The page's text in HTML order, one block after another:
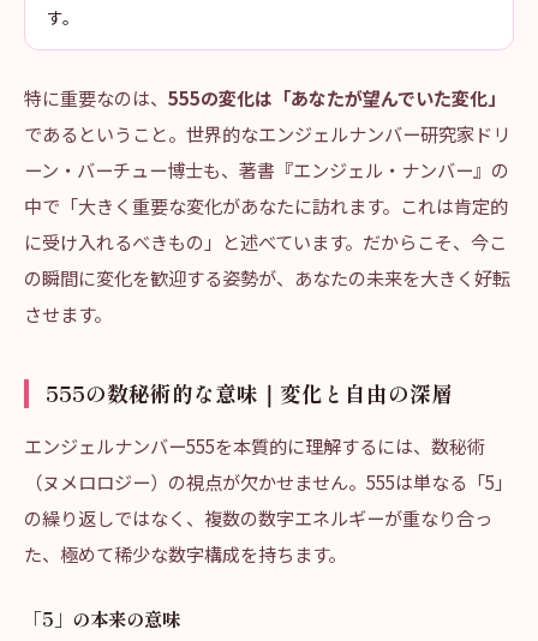
す。
特に重要なのは、 555の変化は「あなたが望んでいた変化」
であるということ。世界的なエンジェルナンバー研究家ドリ
ーン・バーチュー博士も、著書『エンジェル・ナンバー』の
中で「大きく重要な変化があなたに訪れます。これは肯定的
に受け入れるべきもの」と述べています。だからこそ、今こ
の瞬間に変化を歓迎する姿勢が、あなたの未来を大きく好転
させます。
555の数秘術的な意味｜変化と自由の深層
エンジェルナンバー555を本質的に理解するには、数秘術
（ヌメロロジー）の視点が欠かせません。555は単なる「5」
の繰り返しではなく、複数の数字エネルギーが重なり合っ
た、極めて稀少な数字構成を持ちます。
「5」の本来の意味